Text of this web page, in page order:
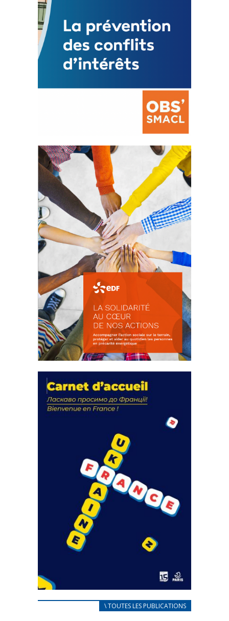
La prévention des conflits
d’intérêts
18 septembre 2023
FEUILLETER
actions
18 septembre 2023
FEUILLETER
CARNET D’ACCUEIL\ TOUTES LES PUBLICATIONS